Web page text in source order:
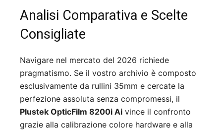
Analisi Comparativa e Scelte
Consigliate
Navigare nel mercato del 2026 richiede
pragmatismo. Se il vostro archivio è composto
esclusivamente da rullini 35mm e cercate la
perfezione assoluta senza compromessi, il
Plustek OpticFilm 8200i Ai vince il confronto
grazie alla calibrazione colore hardware e alla